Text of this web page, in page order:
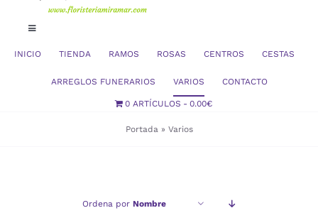
Toggle
Politica de privacidad
INICIO TIENDA RAMOS ROSAS CENTROS CESTAS
ARREGLOS FUNERARIOS VARIOS CONTACTO
0 ARTÍCULOS 0.00€
Portada » Varios
Ordena por Nombre